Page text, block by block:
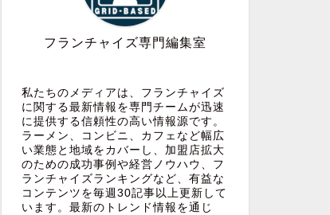
フランチャイズ専門編集室
私たちのメディアは、フランチャイズ
に関する最新情報を専門チームが迅速
に提供する信頼性の高い情報源です。
ラーメン、コンビニ、カフェなど幅広
い業態と地域をカバーし、加盟店拡大
のための成功事例や経営ノウハウ、フ
ランチャイズランキングなど、有益な
コンテンツを毎週30記事以上更新して
います。最新のトレンド情報を通じ